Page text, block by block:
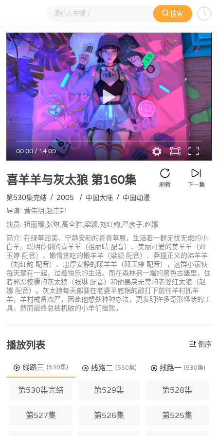
搜索
大家在看 日本动漫 国产动漫 欧美动漫 动漫电影
00:00/14:09
喜羊羊与灰太狼第160集 下一集
刷新
第530集完结 / 2005 / 中国大陆 / 中国动漫
导演: 黄伟明,赵崇邦
演员: 祖丽晴,张琳,高全胜,梁颖,刘红韵,严彦子,赵娜
简介: 在绿草甜美、宁静安和的青青草原，生活着一群无忧无虑的小
白羊。聪明伶俐的喜羊羊（祖丽晴 配音）、美丽可爱的美羊羊（邓
玉婷 配音）、懒惰贪吃的懒羊羊（梁颖 配音）、莽撞正义的沸羊羊
（刘红韵 配音）、忠厚安静的暖羊羊（邓玉婷 配音），这群小家伙
每天聚在一起，过着快乐的生活。而在森林另一端的黑色古堡里，住
着邪恶狡猾的灰太狼（张琳 配音）和他暴戾无常的老婆红太狼（赵
娜 配音）。灰太狼每天都要在老婆平底锅的敲打下前往羊村抓羊
羊，羊村戒备森严，因此他想处种种办法，更发明许多奇形怪状的工
具，然而最终总被机敏的小羊们挫败。
播放列表 倒序
线路三 (530集) 线路二 (530集) 线路一 (530集)
第530集完结 第529集 第528集
第527集 第526集 第525集